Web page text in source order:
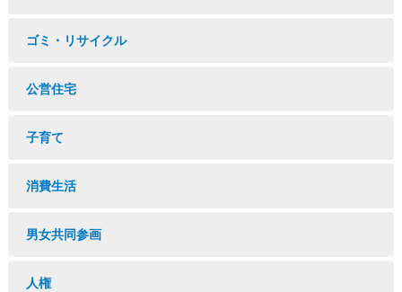
ゴミ・リサイクル
公営住宅
子育て
消費生活
男女共同参画
人権